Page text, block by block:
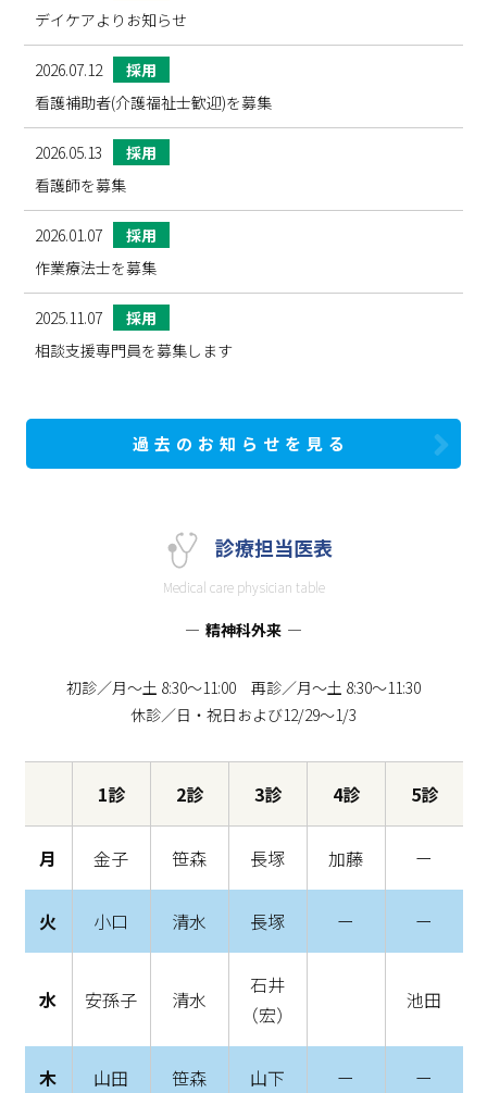
デイケアよりお知らせ
2026.07.12
採用
看護補助者(介護福祉士歓迎)を募集
2026.05.13
採用
看護師を募集
2026.01.07
採用
作業療法士を募集
2025.11.07
採用
相談支援専門員を募集します
過去のお知らせを見る
診療担当医表
Medical care physician table
精神科外来
初診／月〜土 8:30〜11:00 再診／月〜土 8:30〜11:30
休診／日・祝日および12/29〜1/3
1診 2診 3診 4診 5診
月 金子 笹森 長塚 加藤 ー
火 小口 清水 長塚 ー ー
水 安孫子 清水
石井
（宏）
池田
木 山田 笹森 山下 ー ー